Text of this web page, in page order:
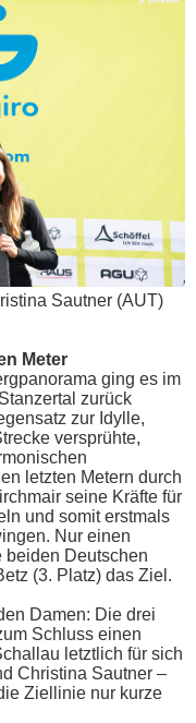
Sautner (AUT)
Meter
ging es im
zurück
zur Idylle,
versprühte,
letzten Metern durch
seine Kräfte für
und somit erstmals
Nur einen
beiden Deutschen
(3. Platz) das Ziel.
Damen: Die drei
Schluss einen
letztlich für sich
Christina Sautner –
Ziellinie nur kurze